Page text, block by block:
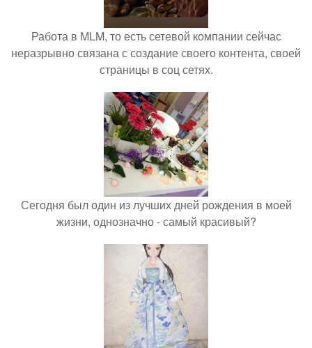
Работа в MLM, то есть сетевой компании сейчас
неразрывно связана с создание своего контента, своей
страницы в соц сетях.
Сегодня был один из лучших дней рождения в моей
жизни, однозначно - самый красивый?